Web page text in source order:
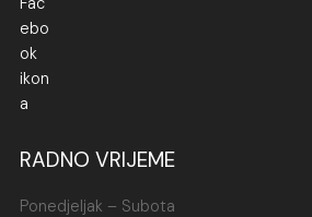
RADNO VRIJEME
Ponedjeljak – Subota